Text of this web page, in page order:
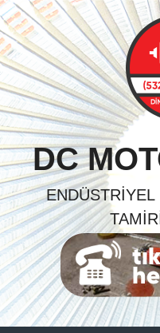
Skip
to
content
DC